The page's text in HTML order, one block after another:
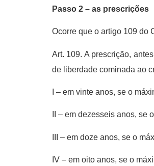
Passo 2 – as prescrições
Ocorre que o artigo 109 do
Art. 109. A prescrição,
de liberdade cominada ao
I – em vinte anos, se o
II – em dezesseis anos,
III – em doze anos, se o
IV – em oito anos, se o